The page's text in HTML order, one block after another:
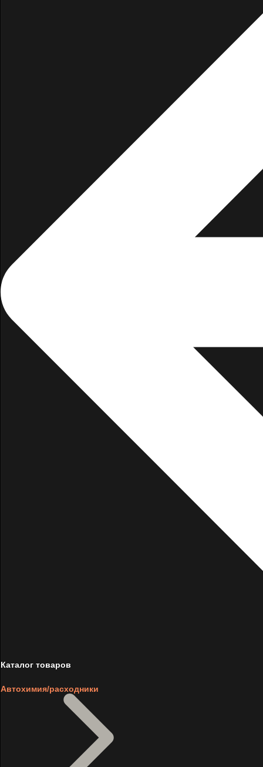
Каталог товаров
Автохимия/расходники